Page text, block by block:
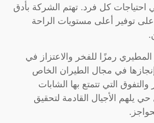
احتياجات كل فرد. تهتم الشركة بأدق
توفير أعلى مستويات الراحة
رمزًا للفخر والاعتزاز في
إنجازها في مجال الطيران الخاص
التي تتمتع بها الشابات
حي يلهم الأجيال القادمة لتحقيق